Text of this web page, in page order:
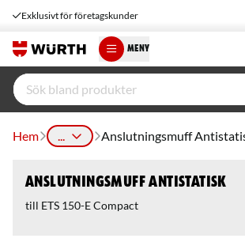
Exklusivt för företagskunder
MENY
Hem ... Anslutningsmuff
Anslutningsmuff Antistatisk
till ETS 150-E Compact